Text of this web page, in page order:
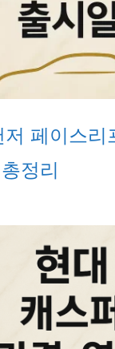
페이스리
정리